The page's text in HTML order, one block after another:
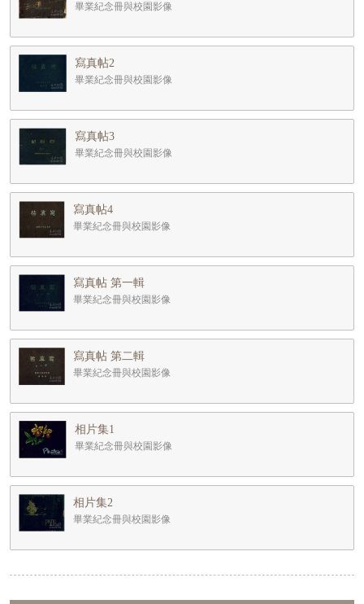
畢業紀念冊與校園影像
寫真帖2
畢業紀念冊與校園影像
寫真帖3
畢業紀念冊與校園影像
寫真帖4
畢業紀念冊與校園影像
寫真帖 第一輯
畢業紀念冊與校園影像
寫真帖 第二輯
畢業紀念冊與校園影像
相片集1
畢業紀念冊與校園影像
相片集2
畢業紀念冊與校園影像